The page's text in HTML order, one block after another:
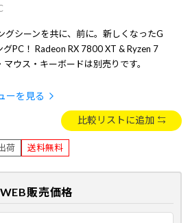
シーンを共に、前に。新しくなったG
PC！ Radeon RX 7800 XT & Ryzen 7
ウス・キーボードは別売りです。
ーを見る
比較リストに追加
荷 送料無料
WEB販売価格